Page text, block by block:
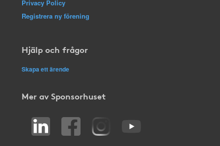
Privacy Policy
Registrera ny förening
Hjälp och frågor
Skapa ett ärende
Mer av Sponsorhuset